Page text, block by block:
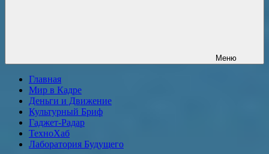
Меню
Главная
Мир в Кадре
Деньги и Движение
Культурный Бриф
Гаджет-Радар
ТехноХаб
Лаборатория Будущего